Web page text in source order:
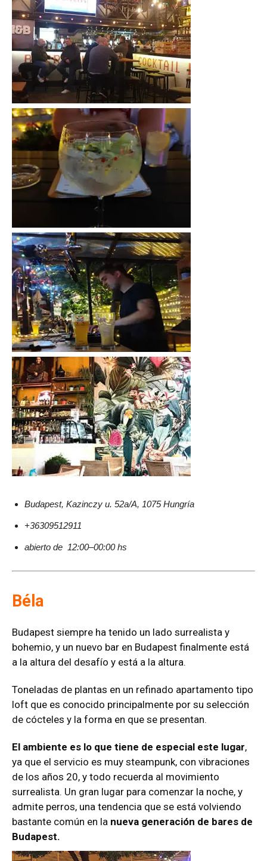
Budapest, Kazinczy u. 52a/A, 1075 Hungría
+36309512911
abierto de 12:00–00:00 hs
Béla
Budapest siempre ha tenido un lado surrealista y
bohemio, y un nuevo bar en Budapest finalmente está
a la altura del desafío y está a la altura.
Toneladas de plantas en un refinado apartamento tipo
loft que es conocido principalmente por su selección
de cócteles y la forma en que se presentan.
El ambiente es lo que tiene de especial este lugar,
ya que el servicio es muy steampunk, con vibraciones
de los años 20, y todo recuerda al movimiento
surrealista. Un gran lugar para comenzar la noche, y
admite perros, una tendencia que se está volviendo
bastante común en la nueva generación de bares de
Budapest.